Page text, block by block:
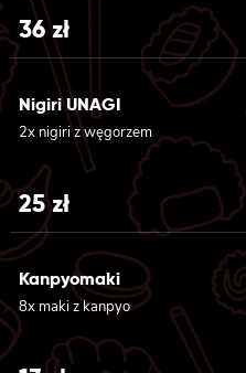
36zł
Nigiri UNAGI
2x nigiri z węgorzem
25zł
Kanpyomaki
8x maki z kanpyo